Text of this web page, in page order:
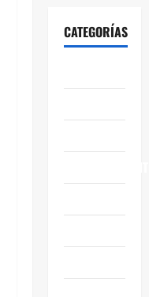
CATEGORÍAS